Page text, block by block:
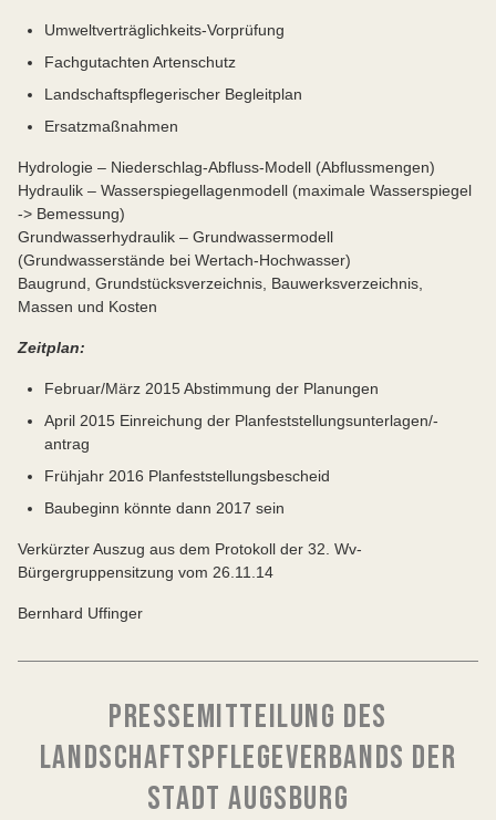
Umweltverträglichkeits-Vorprüfung
Fachgutachten Artenschutz
Landschaftspflegerischer Begleitplan
Ersatzmaßnahmen
Hydrologie – Niederschlag-Abfluss-Modell (Abflussmengen)
Hydraulik – Wasserspiegellagenmodell (maximale Wasserspiegel
-> Bemessung)
Grundwasserhydraulik – Grundwassermodell
(Grundwasserstände bei Wertach-Hochwasser)
Baugrund, Grundstücksverzeichnis, Bauwerksverzeichnis,
Massen und Kosten
Zeitplan:
Februar/März 2015 Abstimmung der Planungen
April 2015 Einreichung der Planfeststellungsunterlagen/-
antrag
Frühjahr 2016 Planfeststellungsbescheid
Baubeginn könnte dann 2017 sein
Verkürzter Auszug aus dem Protokoll der 32. Wv-
Bürgergruppensitzung vom 26.11.14
Bernhard Uffinger
PRESSEMITTEILUNG DES
LANDSCHAFTSPFLEGEVERBANDS DER
STADT AUGSBURG